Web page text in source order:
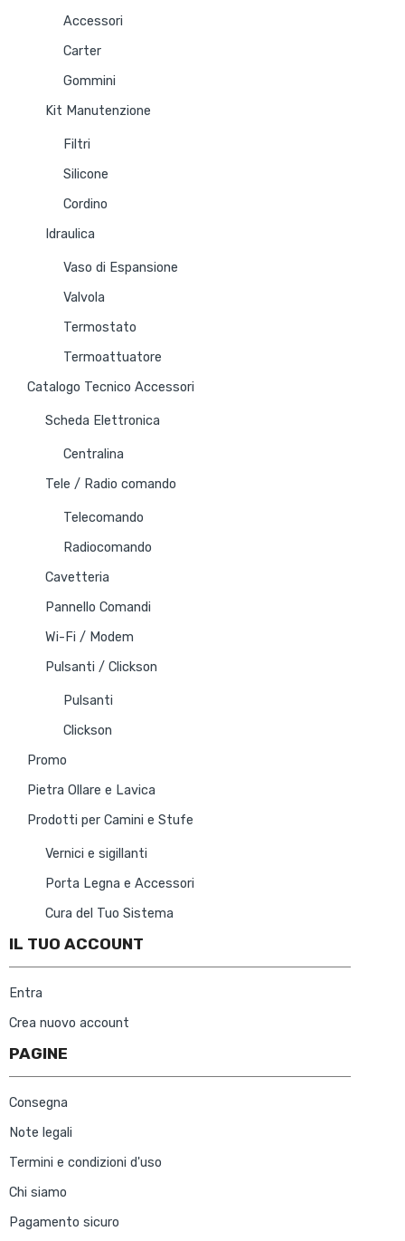
Accessori
Carter
Gommini
Kit Manutenzione
Filtri
Silicone
Cordino
Idraulica
Vaso di Espansione
Valvola
Termostato
Termoattuatore
Catalogo Tecnico Accessori
Scheda Elettronica
Centralina
Tele / Radio comando
Telecomando
Radiocomando
Cavetteria
Pannello Comandi
Wi-Fi / Modem
Pulsanti / Clickson
Pulsanti
Clickson
Promo
Pietra Ollare e Lavica
Prodotti per Camini e Stufe
Vernici e sigillanti
Porta Legna e Accessori
Cura del Tuo Sistema
IL TUO ACCOUNT
Entra
Crea nuovo account
PAGINE
Consegna
Note legali
Termini e condizioni d'uso
Chi siamo
Pagamento sicuro